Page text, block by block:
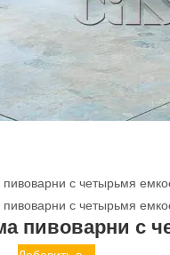
пивоварни с